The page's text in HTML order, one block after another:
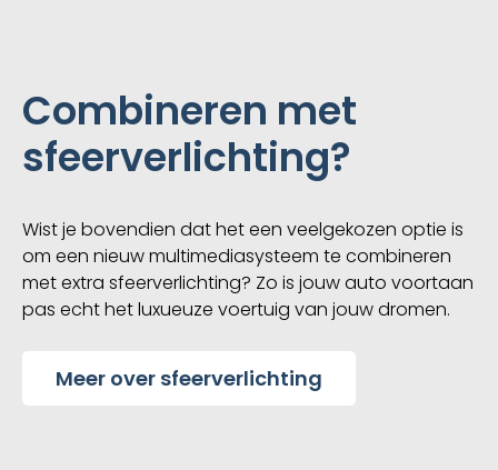
Combineren met
sfeerverlichting?
Wist je bovendien dat het een veelgekozen optie is
om een nieuw multimediasysteem te combineren
met extra sfeerverlichting? Zo is jouw auto voortaan
pas echt het luxueuze voertuig van jouw dromen.
Meer over sfeerverlichting